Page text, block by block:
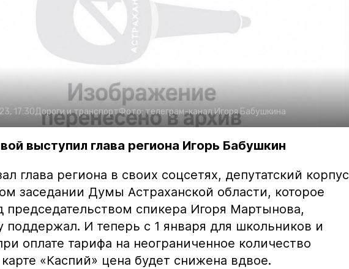
17:30Дороги и транспортФото: телеграм-канал Игоря Бабушкина
выступил глава региона Игорь Бабушкин
глава региона в своих соцсетях, депутатский корпус
заседании Думы Астраханской области, которое
председательством спикера Игоря Мартынова,
поддержал. И теперь с 1 января для школьников и
оплате тарифа на неограниченное количество
«Каспий» цена будет снижена вдвое.